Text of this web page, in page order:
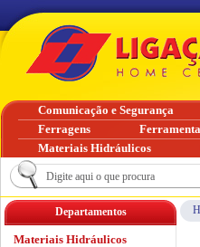
Departamentos
Materiais Hidráulicos
Comunicação e Segurança
Ferragens
Materiais Hidráulicos